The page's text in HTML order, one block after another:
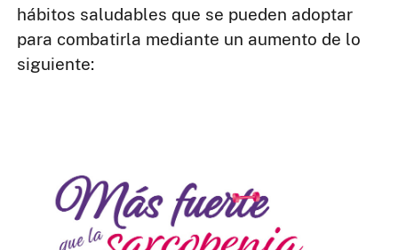
hábitos saludables que se pueden adoptar
para combatirla mediante un aumento de lo
siguiente: